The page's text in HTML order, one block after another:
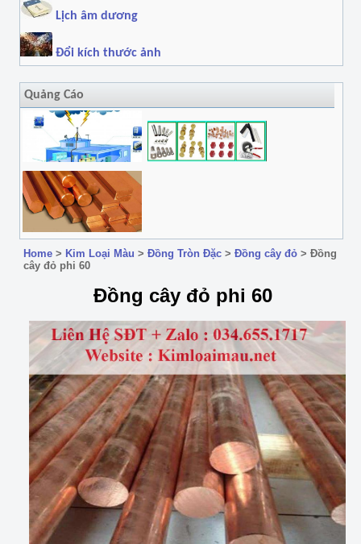
Lịch âm dương
Đổi kích thước ảnh
Quảng Cáo
Home > Kim Loại Màu > Đồng Tròn Đặc > Đồng cây đỏ > Đồng
cây đỏ phi 60
Đồng cây đỏ phi 60